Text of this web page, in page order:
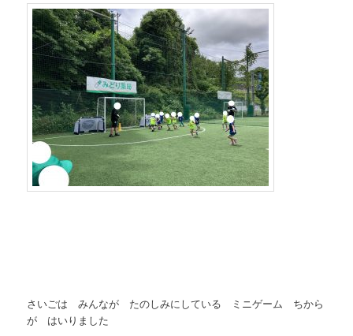
さいごは みんなが たのしみにしている ミニゲーム ちから
が はいりました